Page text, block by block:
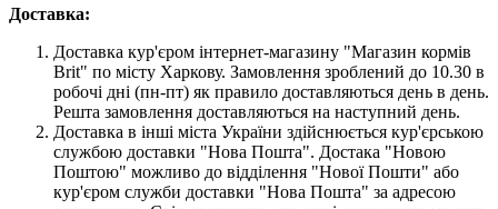
Доставка:
Доставка кур'єром інтернет-магазину "Магазин кормів
Brit" по місту Харкову. Замовлення зроблений до 10.30 в
робочі дні (пн-пт) як правило доставляються день в день.
Решта замовлення доставляються на наступний день.
Доставка в інші міста України здійснюється кур'єрською
службою доставки "Нова Пошта". Достака "Новою
Поштою" можливо до відділення "Нової Пошти" або
кур'єром служби доставки "Нова Пошта" за адресою